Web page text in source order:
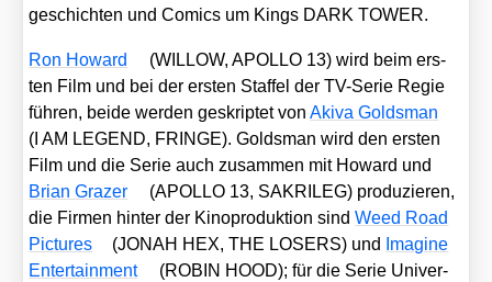
ge­schich­ten und Comics um Kings DARK TOWER.
Ron Howard
(WILLOW, APOLLO 13) wird beim ers­
ten Film und bei der ers­ten Staf­fel der TV-Serie Regie
füh­ren, bei­de wer­den geskrip­tet vonAki­va Golds­man
(I AM LEGEND, FRINGE). Golds­man wird den ers­ten
Film und die Serie auch zusam­men mit Howard und
Bri­an Gra­zer
(APOLLO 13, SAKRILEG) pro­du­zie­ren,
die Fir­men hin­ter der Kino­pro­duk­ti­on sindWeed Road
Pic­tures
(JONAH HEX, THE LOSERS) und
Ima­gi­ne
Enter­tain­ment
(ROBIN HOOD); für die Serie Uni­ver­